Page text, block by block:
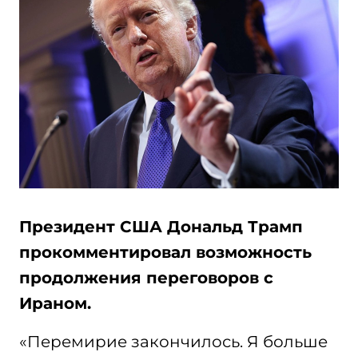
Президент США Дональд Трамп
прокомментировал возможность
продолжения переговоров с
Ираном.
«Перемирие закончилось. Я больше